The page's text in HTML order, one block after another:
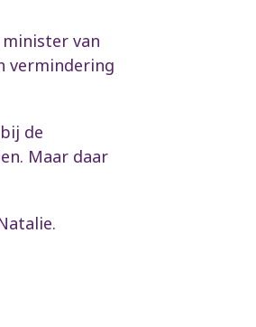
van
vermindering
de
Maar daar